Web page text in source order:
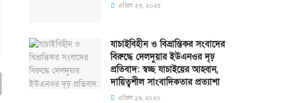
এপ্রিল ২৩, ২০২৫
যাচাইবিহীন ও বিভ্রান্তিকর সংবাদের
বিরুদ্ধে দেলদুয়ার ইউএনওর দৃঢ়
প্রতিবাদ: স্বচ্ছ যাচাইয়ের আহ্বান,
দায়িত্বশীল সাংবাদিকতার প্রত্যাশা
এপ্রিল ১৯, ২০২৬